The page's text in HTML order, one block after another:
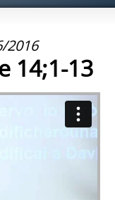
2016
14;1-13